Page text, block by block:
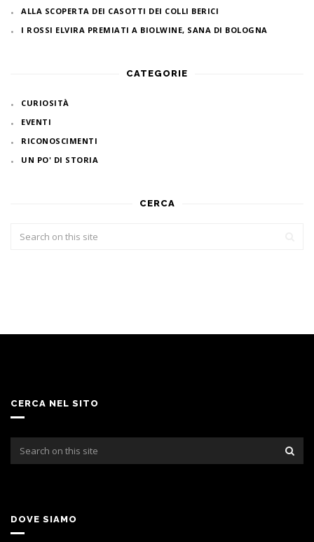
ALLA SCOPERTA DEI CASOTTI DEI COLLI BERICI
I ROSSI ELVIRA PREMIATI A BIOLWINE, SANA DI BOLOGNA
CATEGORIE
CURIOSITÀ
EVENTI
RICONOSCIMENTI
UN PO' DI STORIA
CERCA
CERCA NEL SITO
DOVE SIAMO